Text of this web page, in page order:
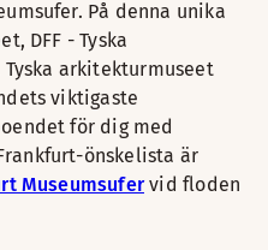
På denna unika
DFF - Tyska
arkitekturmuseet
viktigaste
för dig med
önskelista är
Museumsufervid floden